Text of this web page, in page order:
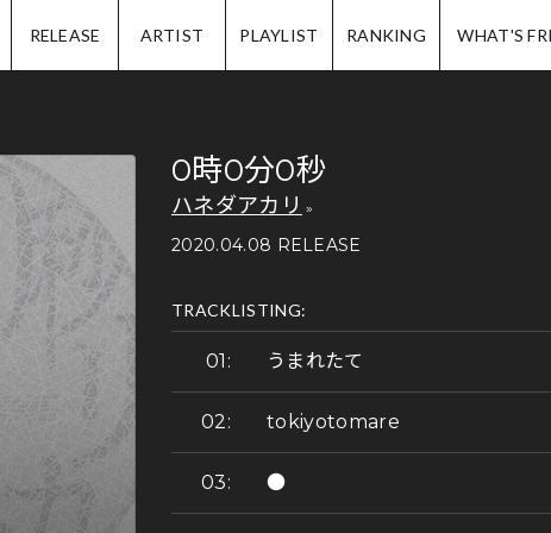
RELEASE ARTIST PLAYLIST RANKING WHAT'S
0時0分0秒
ハネダアカリ
2020.04.08 RELEASE
TRACKLISTING:
うまれたて
tokiyotomare
●